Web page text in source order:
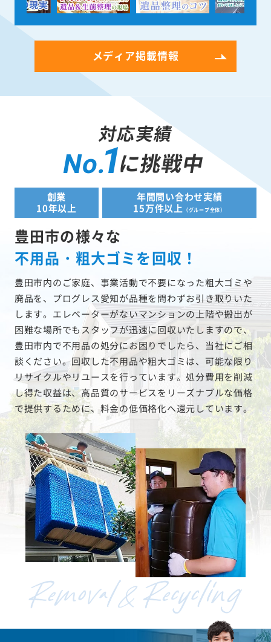
メディア掲載情報
対応実績
No.1に挑戦中
創業
10年以上
年間問い合わせ実績
15万件以上
（グループ全体）
豊田市の様々な
不用品・粗大ゴミを回収！
豊田市内のご家庭、事業活動で不要になった粗大ゴミや
廃品を、プログレス愛知が品種を問わずお引き取りいた
します。エレベーターがないマンションの上階や搬出が
困難な場所でもスタッフが迅速に回収いたしますので、
豊田市内で不用品の処分にお困りでしたら、当社にご相
談ください。回収した不用品や粗大ゴミは、可能な限り
リサイクルやリユースを行っています。処分費用を削減
し得た収益は、高品質のサービスをリーズナブルな価格
で提供するために、料金の低価格化へ還元しています。